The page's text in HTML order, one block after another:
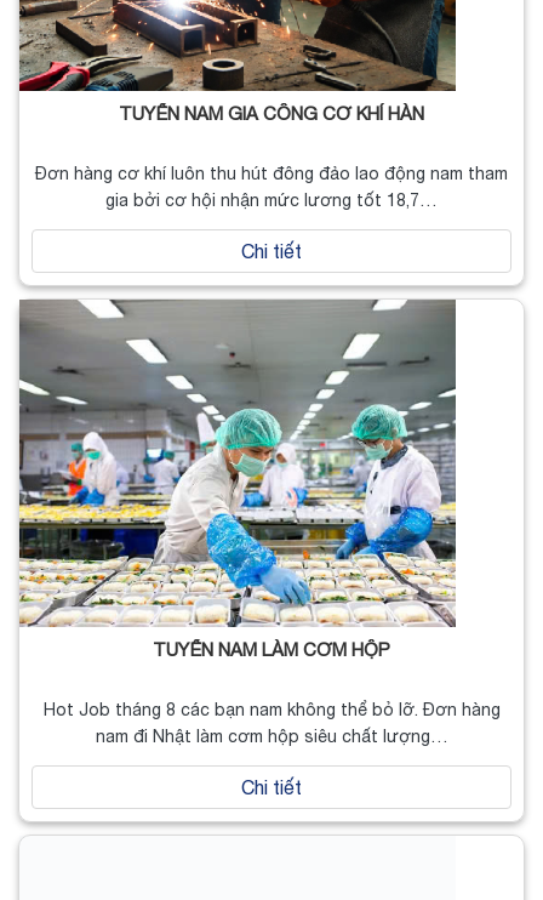
TUYỂN NAM GIA CÔNG CƠ KHÍ HÀN
Đơn hàng cơ khí luôn thu hút đông đảo lao động nam tham
gia bởi cơ hội nhận mức lương tốt 18,7…
Chi tiết
TUYỂN NAM LÀM CƠM HỘP
Hot Job tháng 8 các bạn nam không thể bỏ lỡ. Đơn hàng
nam đi Nhật làm cơm hộp siêu chất lượng…
Chi tiết